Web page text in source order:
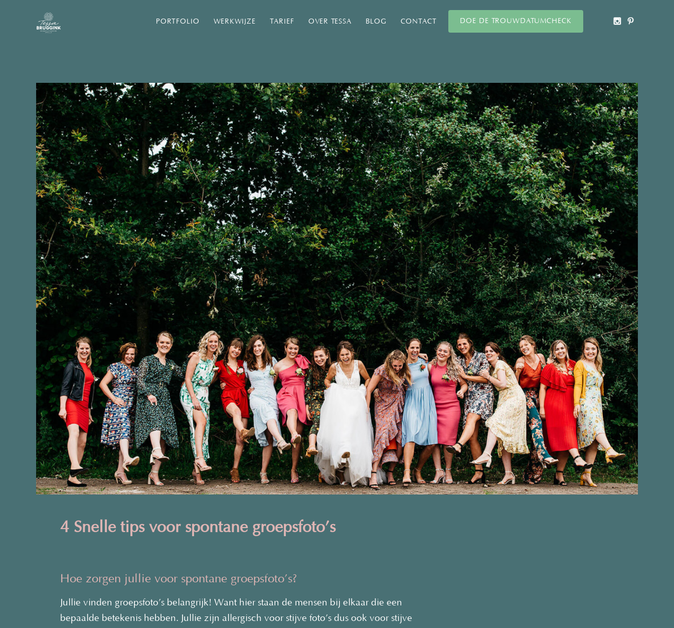
PORTFOLIO WERKWIJZE TARIEF OVER TESSA BLOG CONTACT DOE DE TROUWDATUMCHECK
4 Snelle tips voor spontane groepsfoto’s
Hoe zorgen jullie voor spontane groepsfoto’s?
Jullie vinden groepsfoto’s belangrijk! Want hier staan de mensen bij elkaar die een
bepaalde betekenis hebben. Jullie zijn allergisch voor stijve foto’s dus ook voor stijve